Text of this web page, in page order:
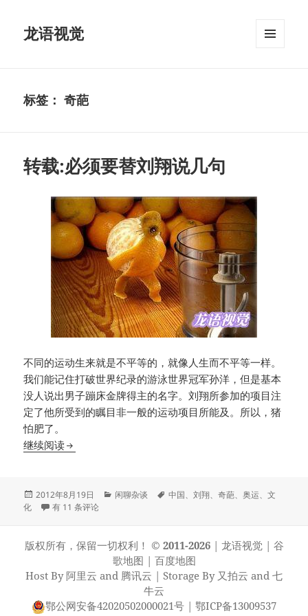
龙语视觉
标签：奇葩
转载:必须要替刘翔说几句
不同的运动生来就是不平等的，就像人生而不平等一样。
我们能记住打破世界纪录的游泳世界冠军孙洋，但是基本
没人说出男子蹦床金牌得主的名字。刘翔所参加的项目注
定了他所受到的瞩目非一般的运动项目所能及。所以，猪
怕肥了。
继续阅读转载:必须要替刘翔说几句
发
布
2012年8月19日
分
闲聊杂谈
标
中国、刘翔、奇葩、奥运、文
化
转载:必须要替刘翔说几句
有 11 条评论
版权所有，保留一切权利！ © 2011-2026| 龙语视觉| 谷
歌地图 | 百度地图
Host By 阿里云 and 腾讯云 | Storage By 又拍云 and 七
牛云
鄂公网安备42020502000021号 | 鄂ICP备13009537